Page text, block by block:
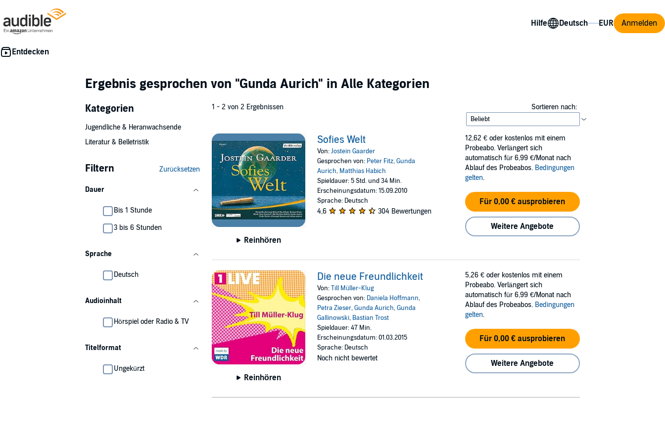
Hilfe Anmelden
Ergebnis gesprochen von "Gunda Aurich" in Alle Kategorien
Kategorien
Jugendliche & Heranwachsende
Literatur & Belletristik
Filtern Zurücksetzen
Dauer
Bis 1 Stunde
3 bis 6 Stunden
Sprache
Deutsch
Audioinhalt
Hörspiel oder Radio & TV
Titelformat
Ungekürzt
1 - 2 von 2 Ergebnissen Sortieren nach:
Reinhören
Sofies Welt
Von:Jostein Gaarder
Gesprochen von: Peter Fitz,Gunda
Aurich, Matthias Habich
Spieldauer: 5 Std. und 34 Min.
Erscheinungsdatum: 15.09.2010
Sprache: Deutsch
4,6 304 Bewertungen
12,62 € oder kostenlos mit einem
Probeabo. Verlängert sich
automatisch für 6,99 €/Monat nach
Ablauf des Probeabos. Bedingungen
gelten.
Für 0,00 € ausprobieren
Weitere Angebote
Reinhören
Die neue Freundlichkeit
Von:Till Müller-Klug
Gesprochen von: Daniela Hoffmann,
Petra Zieser,Gunda Aurich,Gunda
Gallinowski, Bastian Trost
Spieldauer: 47 Min.
Erscheinungsdatum: 01.03.2015
Sprache: Deutsch
Noch nicht bewertet
5,26 € oder kostenlos mit einem
Probeabo. Verlängert sich
automatisch für 6,99 €/Monat nach
Ablauf des Probeabos. Bedingungen
gelten.
Für 0,00 € ausprobieren
Weitere Angebote